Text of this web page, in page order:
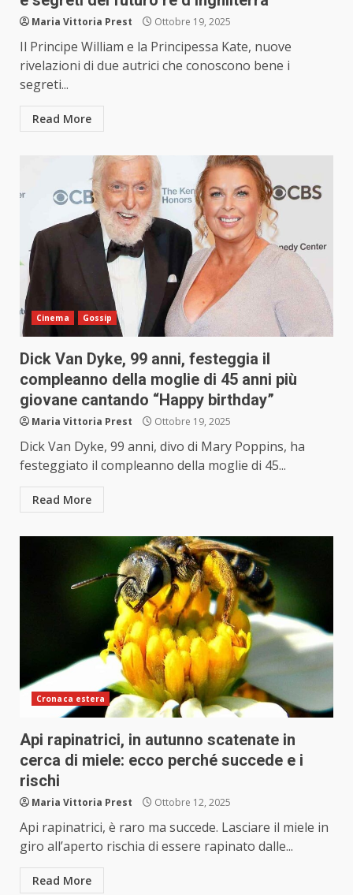
Maria Vittoria Prest Ottobre 19, 2025
Il Principe William e la Principessa Kate, nuove
rivelazioni di due autrici che conoscono bene i
segreti...
Read More
Cinema Gossip
Dick Van Dyke, 99 anni, festeggia il
compleanno della moglie di 45 anni più
giovane cantando “Happy birthday”
Maria Vittoria Prest Ottobre 19, 2025
Dick Van Dyke, 99 anni, divo di Mary Poppins, ha
festeggiato il compleanno della moglie di 45...
Read More
Cronaca estera
Api rapinatrici, in autunno scatenate in
cerca di miele: ecco perché succede e i
rischi
Maria Vittoria Prest Ottobre 12, 2025
Api rapinatrici, è raro ma succede. Lasciare il miele in
giro all’aperto rischia di essere rapinato dalle...
Read More